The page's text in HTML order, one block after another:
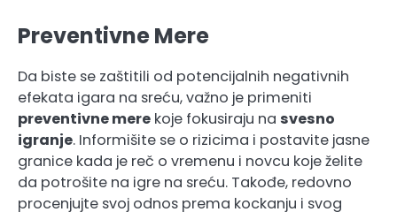
Preventivne Mere
Da biste se zaštitili od potencijalnih negativnih
efekata igara na sreću, važno je primeniti
preventivne mere koje fokusiraju na svesno
igranje. Informišite se o rizicima i postavite jasne
granice kada je reč o vremenu i novcu koje želite
da potrošite na igre na sreću. Takođe, redovno
procenjujte svoj odnos prema kockanju i svog